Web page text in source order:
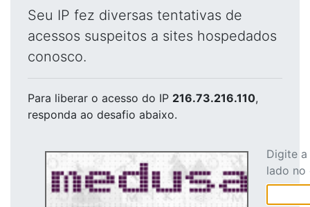
Seu IP fez diversas tentativas de
acessos suspeitos a sites hospedados
conosco.
Para liberar o acesso do IP 216.73.216.110,
responda ao desafio abaixo.
Digite
lado no